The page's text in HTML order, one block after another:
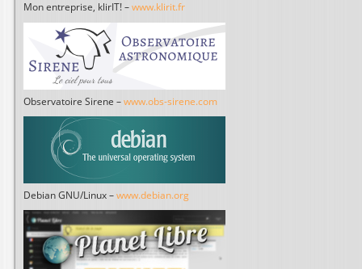
Mon entreprise, klirIT! – www.klirit.fr
Observatoire Sirene – www.obs-sirene.com
Debian GNU/Linux – www.debian.org